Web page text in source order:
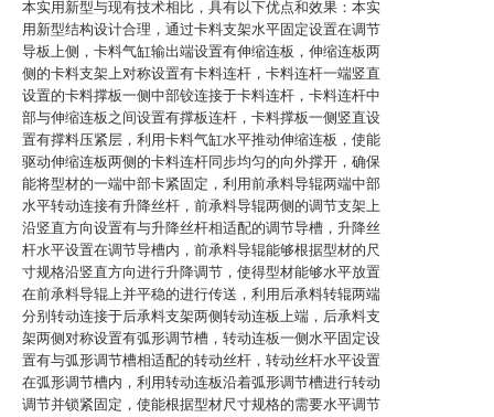
本实用新型与现有技术相比，具有以下优点和效果：本实
用新型结构设计合理，通过卡料支架水平固定设置在调节
导板上侧，卡料气缸输出端设置有伸缩连板，伸缩连板两
侧的卡料支架上对称设置有卡料连杆，卡料连杆一端竖直
设置的卡料撑板一侧中部铰连接于卡料连杆，卡料连杆中
部与伸缩连板之间设置有撑板连杆，卡料撑板一侧竖直设
置有撑料压紧层，利用卡料气缸水平推动伸缩连板，使能
驱动伸缩连板两侧的卡料连杆同步均匀的向外撑开，确保
能将型材的一端中部卡紧固定，利用前承料导辊两端中部
水平转动连接有升降丝杆，前承料导辊两侧的调节支架上
沿竖直方向设置有与升降丝杆相适配的调节导槽，升降丝
杆水平设置在调节导槽内，前承料导辊能够根据型材的尺
寸规格沿竖直方向进行升降调节，使得型材能够水平放置
在前承料导辊上并平稳的进行传送，利用后承料转辊两端
分别转动连接于后承料支架两侧转动连板上端，后承料支
架两侧对称设置有弧形调节槽，转动连板一侧水平固定设
置有与弧形调节槽相适配的转动丝杆，转动丝杆水平设置
在弧形调节槽内，利用转动连板沿着弧形调节槽进行转动
调节并锁紧固定，使能根据型材尺寸规格的需要水平调节